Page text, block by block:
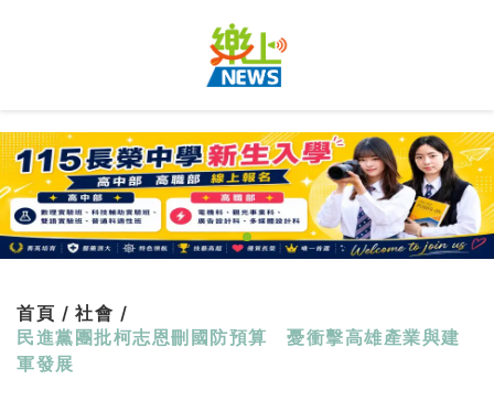
首頁 / 社會 /
民進黨團批柯志恩刪國防預算 憂衝擊高雄產業與建
軍發展